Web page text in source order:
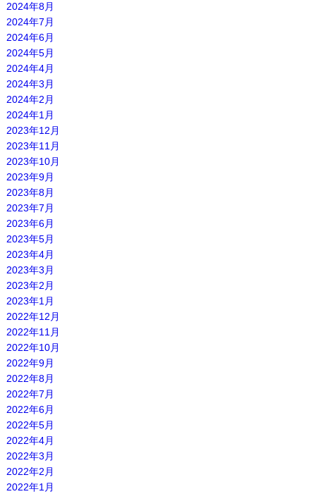
2024年8月
2024年7月
2024年6月
2024年5月
2024年4月
2024年3月
2024年2月
2024年1月
2023年12月
2023年11月
2023年10月
2023年9月
2023年8月
2023年7月
2023年6月
2023年5月
2023年4月
2023年3月
2023年2月
2023年1月
2022年12月
2022年11月
2022年10月
2022年9月
2022年8月
2022年7月
2022年6月
2022年5月
2022年4月
2022年3月
2022年2月
2022年1月